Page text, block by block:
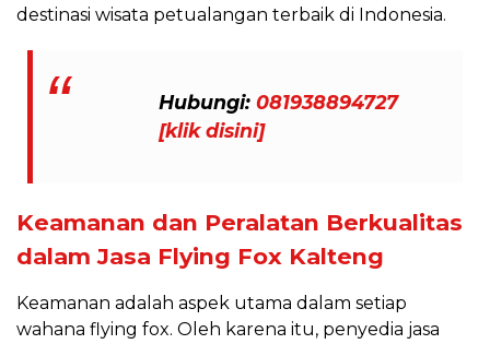
destinasi wisata petualangan terbaik di Indonesia.
Hubungi:081938894727
[klik disini]
Keamanan dan Peralatan Berkualitas
dalam Jasa Flying Fox Kalteng
Keamanan adalah aspek utama dalam setiap
wahana flying fox. Oleh karena itu, penyedia jasa